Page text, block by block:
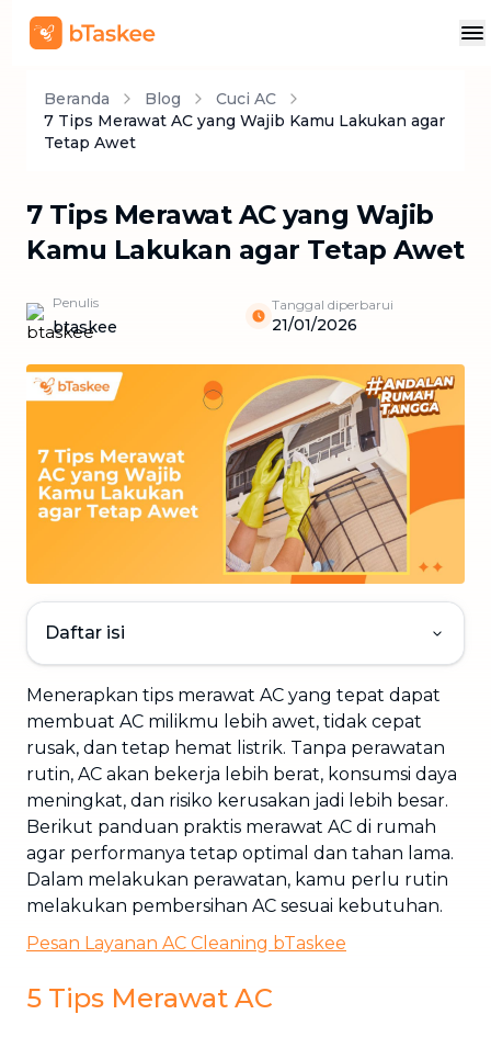
Beranda Blog
Cuci AC
7 Tips Merawat AC yang Wajib Kamu Lakukan agar
Tetap Awet
7 Tips Merawat AC yang Wajib
Kamu Lakukan agar Tetap Awet
Penulis
btaskee
Tanggal diperbarui
21/01/2026
Daftar isi
Menerapkan tips merawat AC yang tepat dapat
membuat AC milikmu lebih awet, tidak cepat
rusak, dan tetap hemat listrik. Tanpa perawatan
rutin, AC akan bekerja lebih berat, konsumsi daya
meningkat, dan risiko kerusakan jadi lebih besar.
Berikut panduan praktis merawat AC di rumah
agar performanya tetap optimal dan tahan lama.
Dalam melakukan perawatan, kamu perlu rutin
melakukan pembersihan AC sesuai kebutuhan.
Pesan Layanan AC Cleaning bTaskee
5 Tips Merawat AC